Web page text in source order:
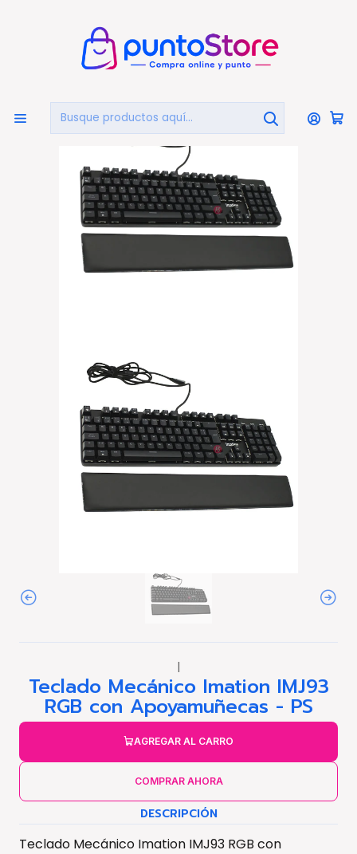
Inicio PUNTO GAMER Teclados Gamer
Teclado Mecánico Imation IMJ93 RGB con
Apoyamuñecas - PS
|
Teclado Mecánico Imation IMJ93
RGB con Apoyamuñecas - PS
AGREGAR AL CARRO
COMPRAR AHORA
DESCRIPCIÓN
Teclado Mecánico Imation IMJ93 RGB con